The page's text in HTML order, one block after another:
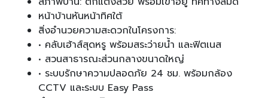
หน้าบ้านหันหน้าทิศใต้
สิ่งอำนวยความสะดวกในโครงการ:
• คลับเฮ้าส์สุดหรู พร้อมสระว่ายน้ำ และฟิตเนส
• สวนสาธารณะส่วนกลางขนาดใหญ่
• ระบบรักษาความปลอดภัย 24 ชม. พร้อมกล้อง
CCTV และระบบ Easy Pass